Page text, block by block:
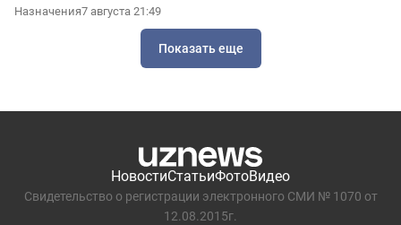
Назначения7 августа 21:49
Показать еще
НовостиСтатьиФотоВидео
Свидетельство о регистрации электронного СМИ № 1070 от
12.08.2015г.